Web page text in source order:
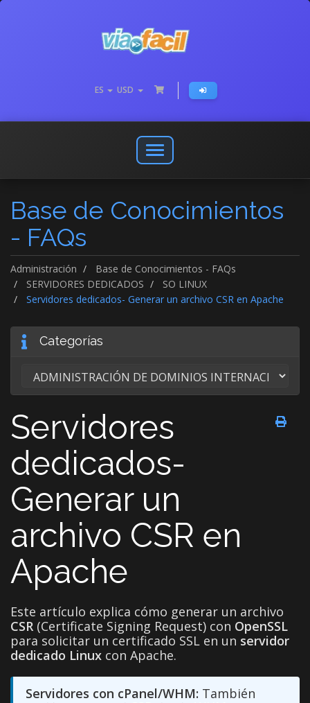
ES USD
Abrir
o
menú
de
Base de Conocimientos
- FAQs
Administración
Base de Conocimientos - FAQs
SERVIDORES DEDICADOS
SO LINUX
Servidores dedicados- Generar un archivo CSR en Apache
Categorías
Servidores
dedicados-
Generar un
archivo CSR en
Apache
Este artículo explica cómo generar un archivo
CSR (Certificate Signing Request) con OpenSSL
para solicitar un certificado SSL en un servidor
dedicado Linux con Apache.
Servidores con cPanel/WHM: También